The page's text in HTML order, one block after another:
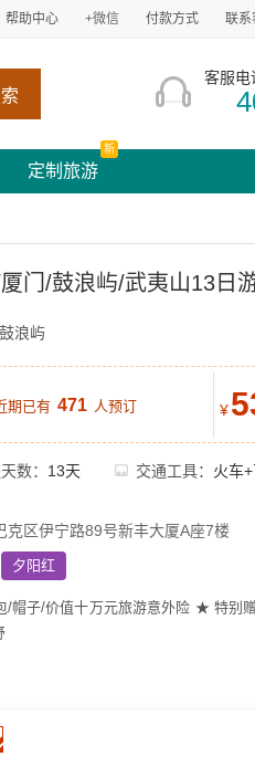
帮助中心 +微信 付款方式 联系
客服电
定制旅游
新
门/鼓浪屿/武夷山13日
鼓浪屿
期已有 471 人预订 ¥
数： 13天 交通工具： 火车
克区伊宁路89号新丰大厦A座7楼
夕阳红
帽子/价值十万元旅游意外险 ★ 特别赠